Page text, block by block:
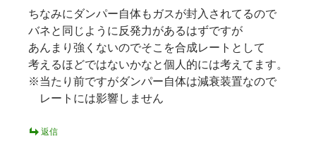
ちなみにダンパー自体もガスが封入されてるので
バネと同じように反発力があるはずですが
あんまり強くないのでそこを合成レートとして
考えるほどではないかなと個人的には考えてます。
※当たり前ですがダンパー自体は減衰装置なので
レートには影響しません
返信